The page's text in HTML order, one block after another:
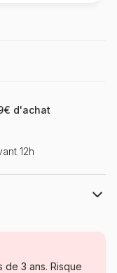
d'achat
12h
Dinosaures
de 3 ans. Risque